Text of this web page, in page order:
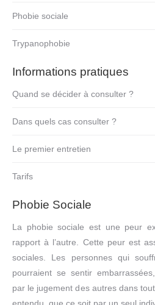
Phobie sociale
Trypanophobie
Informations pratiques
Quand se décider à consulter ?
Dans quels cas consulter ?
Le premier entretien
Tarifs
Phobie Sociale
La phobie sociale est une peur
rapport à l’autre. Cette peur est
sociales. Les personnes qui
pourraient se sentir
par le jugement des autres dans